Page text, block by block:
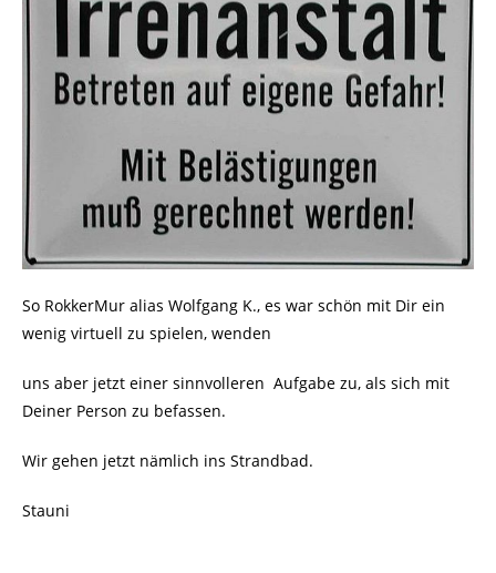
So RokkerMur alias Wolfgang K., es war schön mit Dir ein
wenig virtuell zu spielen, wenden
uns aber jetzt einer sinnvolleren Aufgabe zu, als sich mit
Deiner Person zu befassen.
Wir gehen jetzt nämlich ins Strandbad.
Stauni